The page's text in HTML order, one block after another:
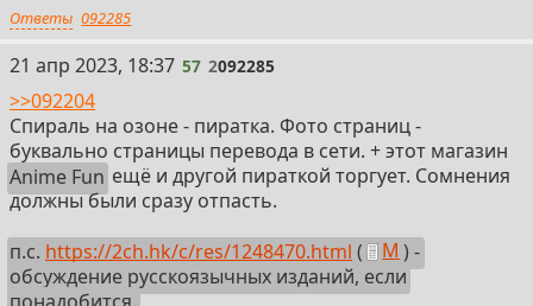
Ответы 092285
57
21 апр 2023, 18:37 57 2092285
>>092204
Спираль на озоне - пиратка. Фото страниц -
буквально страницы перевода в сети. + этот магазин
Anime Fun ещё и другой пираткой торгует. Сомнения
должны были сразу отпасть.
п.с. https://2ch.hk/c/res/1248470.html ( М ) -
обсуждение русскоязычных изданий, если
понадобится.